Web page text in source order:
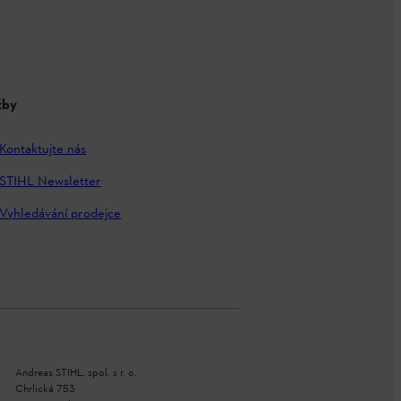
Kontaktujte nás
STIHL Newsletter
Vyhledávání prodejce
Andreas STIHL, spol. s r. o.
Chrlická 753